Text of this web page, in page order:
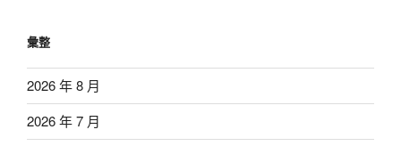
彙整
2026 年 8 月
2026 年 7 月